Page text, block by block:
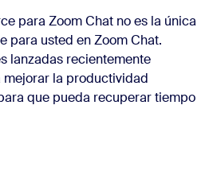
para Zoom Chat no es la única
para usted en Zoom Chat.
lanzadas recientemente
mejorar la productividad
que pueda recuperar tiempo